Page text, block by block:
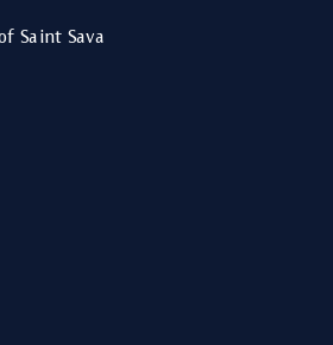
Saint Sava